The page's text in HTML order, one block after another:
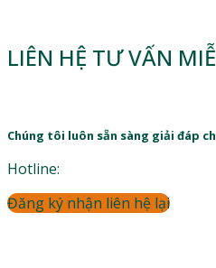
LIÊN HỆ TƯ VẤN
Chúng tôi luôn sẵn sàng giải đáp
Hotline:
Đăng ký nhận liên hệ lại